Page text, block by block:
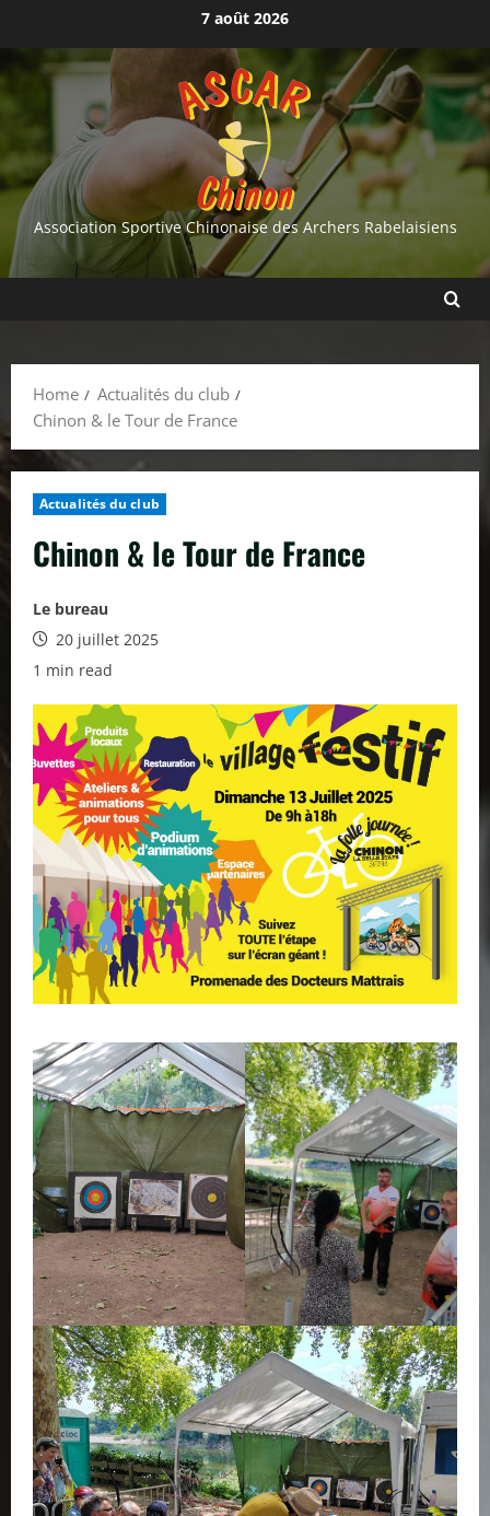
content
7 août 2026
Association Sportive Chinonaise des Archers Rabelaisiens
Home
Actualités du club
Chinon & le Tour de France
Actualités du club
Chinon & le Tour de France
Le bureau
20 juillet 2025
1 min read